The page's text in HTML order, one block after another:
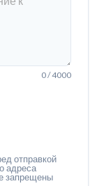
0 / 4000
отправкой
адреса
запрещены